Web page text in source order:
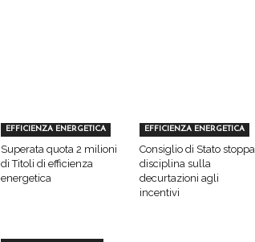
EFFICIENZA ENERGETICA
Superata quota 2 milioni
di Titoli di efficienza
energetica
EFFICIENZA ENERGETICA
Consiglio di Stato stoppa
disciplina sulla
decurtazioni agli
incentivi